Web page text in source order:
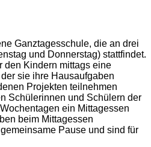
Ganztagesschule, die an drei
und Donnerstag) stattfindet.
den Kindern mittags eine
sie ihre Hausaufgaben
Projekten teilnehmen
Schülerinnen und Schülern der
ein Mittagessen
beim Mittagessen
Pause und sind für